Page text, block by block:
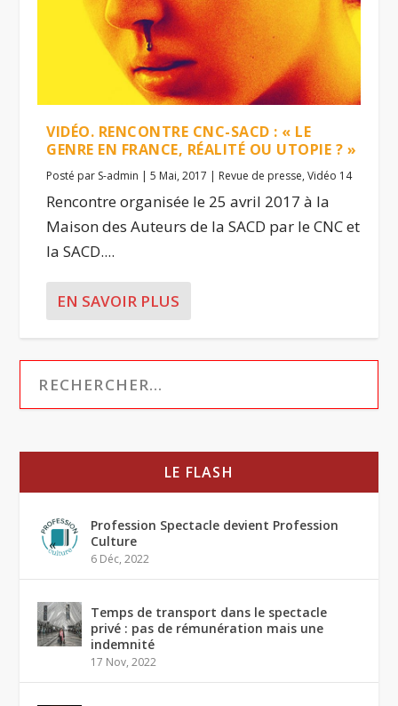
VIDÉO. RENCONTRE CNC-SACD : « LE
GENRE EN FRANCE, RÉALITÉ OU UTOPIE ? »
Posté par S-admin |5 Mai, 2017 | Revue de presse,Vidéo 14
Rencontre organisée le 25 avril 2017 à la
Maison des Auteurs de la SACD par le CNC et
la SACD....
EN SAVOIR PLUS
LE FLASH
Profession Spectacle devient Profession
Culture
6 Déc, 2022
Temps de transport dans le spectacle
privé : pas de rémunération mais une
indemnité
17 Nov, 2022